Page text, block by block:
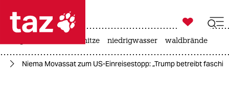
 taz zahl ich
taz zahl ich

taz zahl ich
hitze niedrigwasser waldbrände
Niema Movassat zum US-Einreisestopp: „Trump betreibt